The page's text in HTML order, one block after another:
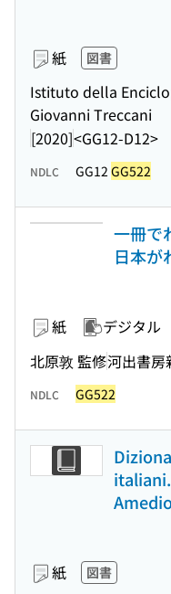
紙 図書
Istituto della
Giovanni Treccani
[2020]<GG12-D12>
NDLC GG12 GG522
一冊で
日本が
紙 デジタル
北原敦 監修河出書房
NDLC GG522
紙 図書